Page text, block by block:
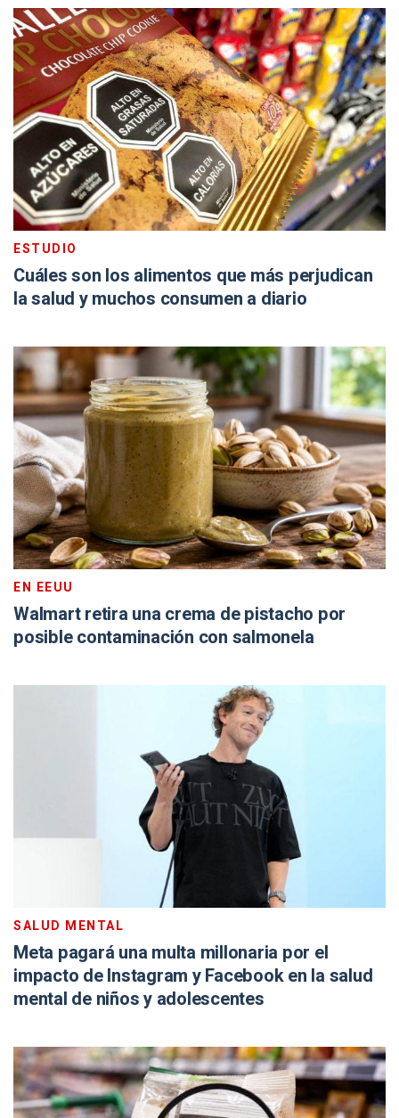
ESTUDIO
Cuáles son los alimentos que más perjudican
la salud y muchos consumen a diario
EN EEUU
Walmart retira una crema de pistacho por
posible contaminación con salmonela
SALUD MENTAL
Meta pagará una multa millonaria por el
impacto de Instagram y Facebook en la salud
mental de niños y adolescentes